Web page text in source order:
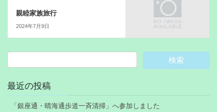
親睦家族旅行
2024年7月9日
最近の投稿
「銀座通・晴海通歩道一斉清掃」へ参加しました